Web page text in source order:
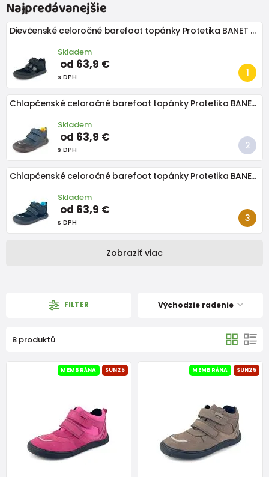
Najpredávanejšie
Dievčenské celoročné barefoot topánky Protetika BANET NERO
Skladem
od 63,9 €
s DPH
Chlapčenské celoročné barefoot topánky Protetika BANET GREY
Skladem
od 63,9 €
s DPH
Chlapčenské celoročné barefoot topánky Protetika BANET TYRKYS
Skladem
od 63,9 €
s DPH
Zobraziť viac
FILTER Východzie radenie
8 produktů
MEMBRÁNA SUN25 MEMBRÁNA SUN25